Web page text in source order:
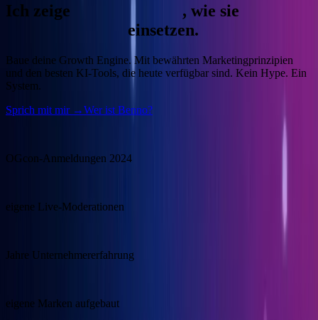
Ich zeige , wie sie
einsetzen.
Baue deine Growth Engine.Mit bewährten Marketingprinzipien
und den besten KI-Tools, die heute verfügbar sind. Kein Hype. Ein
System.
Sprich mit mir →Wer ist Benno?
OGcon-Anmeldungen 2024
eigene Live-Moderationen
Jahre Unternehmererfahrung
eigene Marken aufgebaut